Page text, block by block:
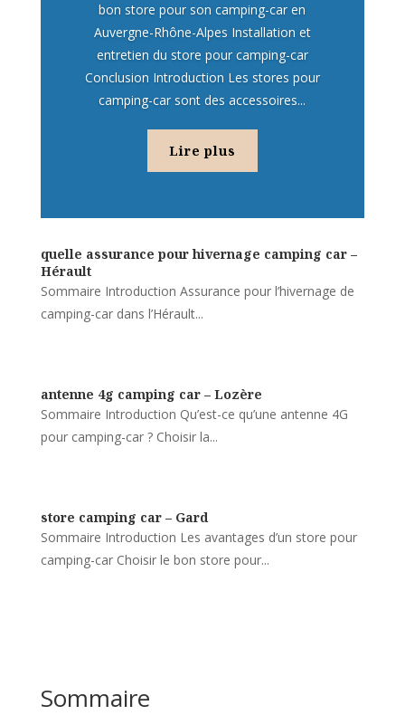
bon store pour son camping-car en
Auvergne-Rhône-Alpes Installation et
entretien du store pour camping-car
Conclusion Introduction Les stores pour
camping-car sont des accessoires...
Lire plus
quelle assurance pour hivernage camping car –
Hérault
Sommaire Introduction Assurance pour l’hivernage de
camping-car dans l’Hérault...
antenne 4g camping car – Lozère
Sommaire Introduction Qu’est-ce qu’une antenne 4G
pour camping-car ? Choisir la...
store camping car – Gard
Sommaire Introduction Les avantages d’un store pour
camping-car Choisir le bon store pour...
Sommaire